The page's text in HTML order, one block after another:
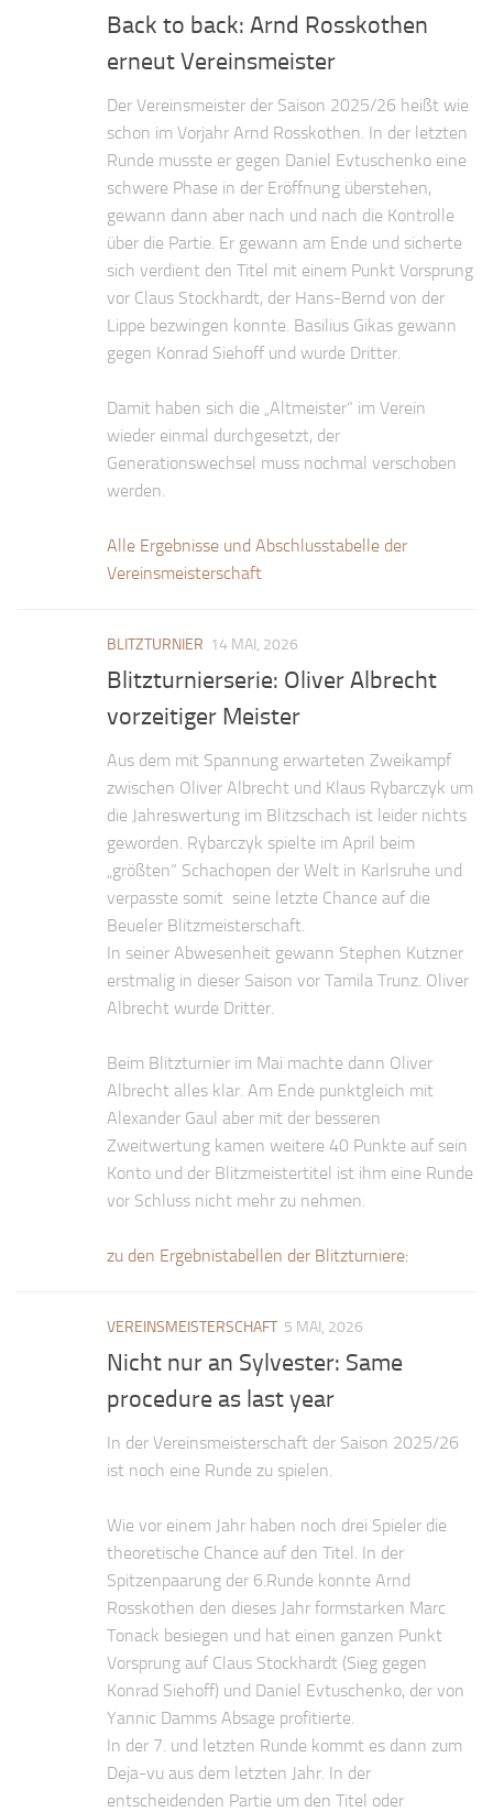
Back to back: Arnd Rosskothen
erneut Vereinsmeister
Der Vereinsmeister der Saison 2025/26 heißt wie
schon im Vorjahr Arnd Rosskothen. In der letzten
Runde musste er gegen Daniel Evtuschenko eine
schwere Phase in der Eröffnung überstehen,
gewann dann aber nach und nach die Kontrolle
über die Partie. Er gewann am Ende und sicherte
sich verdient den Titel mit einem Punkt Vorsprung
vor Claus Stockhardt, der Hans-Bernd von der
Lippe bezwingen konnte. Basilius Gikas gewann
gegen Konrad Siehoff und wurde Dritter.
Damit haben sich die „Altmeister“ im Verein
wieder einmal durchgesetzt, der
Generationswechsel muss nochmal verschoben
werden.
Alle Ergebnisse und Abschlusstabelle der
Vereinsmeisterschaft
BLITZTURNIER 14 MAI, 2026
Blitzturnierserie: Oliver Albrecht
vorzeitiger Meister
Aus dem mit Spannung erwarteten Zweikampf
zwischen Oliver Albrecht und Klaus Rybarczyk um
die Jahreswertung im Blitzschach ist leider nichts
geworden. Rybarczyk spielte im April beim
„größten“ Schachopen der Welt in Karlsruhe und
verpasste somit seine letzte Chance auf die
Beueler Blitzmeisterschaft.
In seiner Abwesenheit gewann Stephen Kutzner
erstmalig in dieser Saison vor Tamila Trunz. Oliver
Albrecht wurde Dritter.
Beim Blitzturnier im Mai machte dann Oliver
Albrecht alles klar. Am Ende punktgleich mit
Alexander Gaul aber mit der besseren
Zweitwertung kamen weitere 40 Punkte auf sein
Konto und der Blitzmeistertitel ist ihm eine Runde
vor Schluss nicht mehr zu nehmen.
zu den Ergebnistabellen der Blitzturniere:
VEREINSMEISTERSCHAFT 5 MAI, 2026
Nicht nur an Sylvester: Same
procedure as last year
In der Vereinsmeisterschaft der Saison 2025/26
ist noch eine Runde zu spielen.
Wie vor einem Jahr haben noch drei Spieler die
theoretische Chance auf den Titel. In der
Spitzenpaarung der 6.Runde konnte Arnd
Rosskothen den dieses Jahr formstarken Marc
Tonack besiegen und hat einen ganzen Punkt
Vorsprung auf Claus Stockhardt (Sieg gegen
Konrad Siehoff) und Daniel Evtuschenko, der von
Yannic Damms Absage profitierte.
In der 7. und letzten Runde kommt es dann zum
Deja-vu aus dem letzten Jahr. In der
entscheidenden Partie um den Titel oder